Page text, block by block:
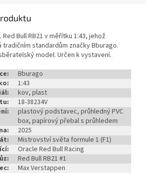
Bull RB21 v měřítku 1:43, jehož
standardům značky Bburago.
model. Určen k vystavení.
Bburago
1:43
kov, plast
18-38234V
plastový podstavec, průhledný PVC
box, papírový přebal s průhledem
2025
Mistrovství světa formule 1 (F1)
Oracle Red Bull Racing
Red Bull RB21 #1
Max Verstappen